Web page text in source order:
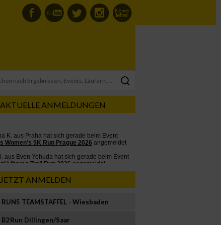
AKTUELLE ANMELDUNGEN
JETZT ANMELDEN
RUN5 TEAMSTAFFEL - Wiesbaden
B2Run Dillingen/Saar